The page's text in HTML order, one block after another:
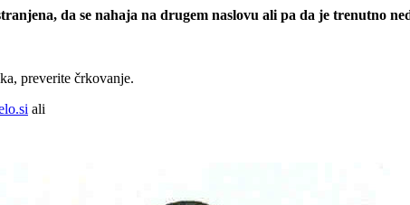
da se nahaja na drugem naslovu ali pa da je trenutno
preverite črkovanje.
ali